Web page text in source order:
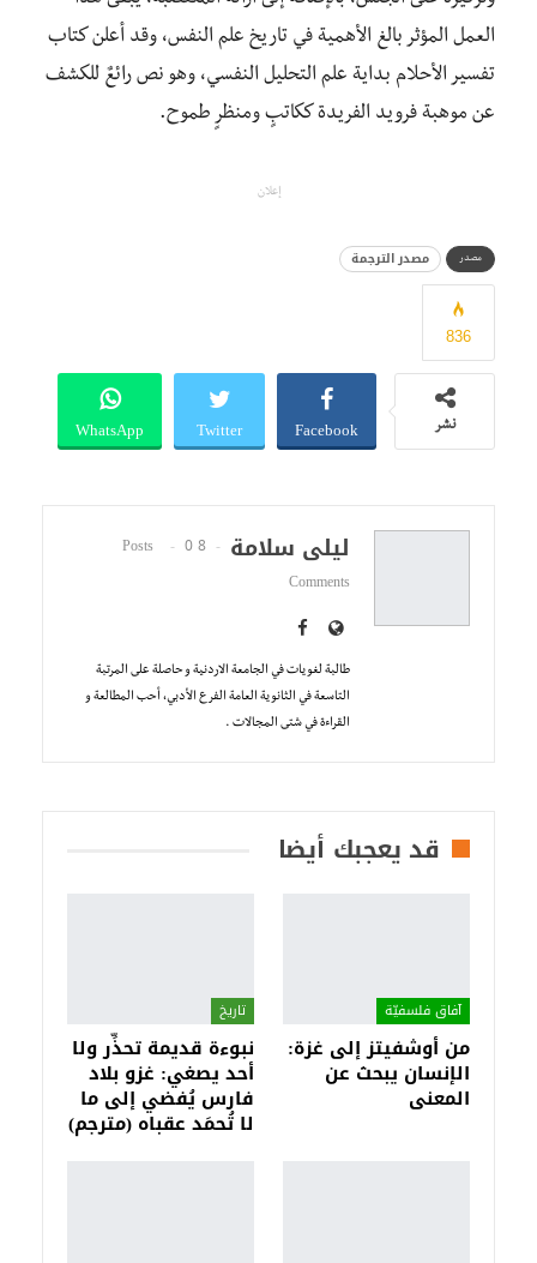
العمل المؤثر بالغ الأهمية في تاريخ علم النفس، وقد أعلن كتاب
تفسير الأحلام بداية علم التحليل النفسي، وهو نص رائعٌ للكشف
عن موهبة فرويد الفريدة ككاتبٍ ومنظرٍ طموح.
إعلان
مصدر مصدر الترجمة
836
نشر Facebook
Twitter
WhatsApp
ليلى سلامة 8 Posts
0
Comments
طالبة لغويات في الجامعة الاردنية و حاصلة على المرتبة
التاسعة في الثانوية العامة الفرع الأدبي، أحب المطالعة و
القراءة في شتى المجالات .
قد يعجبك أيضا
آفاق فلسفيّة‎
من أوشفيتز إلى غزة:
الإنسان يبحث عن
المعنى
تاريخ
نبوءة قديمة تحذِّر ولا
أحد يصغي: غزو بلاد
فارس يُفضي إلى ما
لا تُحمَد عقباه (مترجم)